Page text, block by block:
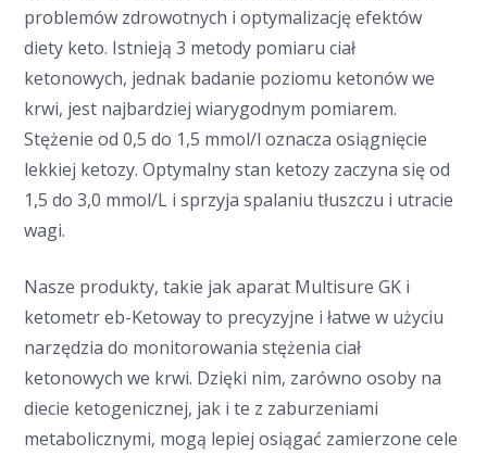
problemów zdrowotnych i optymalizację efektów
diety keto. Istnieją 3 metody pomiaru ciał
ketonowych, jednak badanie poziomu ketonów we
krwi, jest najbardziej wiarygodnym pomiarem.
Stężenie od 0,5 do 1,5 mmol/l oznacza osiągnięcie
lekkiej ketozy. Optymalny stan ketozy zaczyna się od
1,5 do 3,0 mmol/L i sprzyja spalaniu tłuszczu i utracie
wagi.
Nasze produkty, takie jak aparat Multisure GK i
ketometr eb-Ketoway to precyzyjne i łatwe w użyciu
narzędzia do monitorowania stężenia ciał
ketonowych we krwi. Dzięki nim, zarówno osoby na
diecie ketogenicznej, jak i te z zaburzeniami
metabolicznymi, mogą lepiej osiągać zamierzone cele